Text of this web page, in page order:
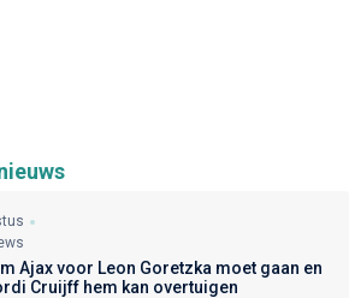
Ajax voor Leon Goretzka moet gaan en
Cruijff hem kan overtuigen